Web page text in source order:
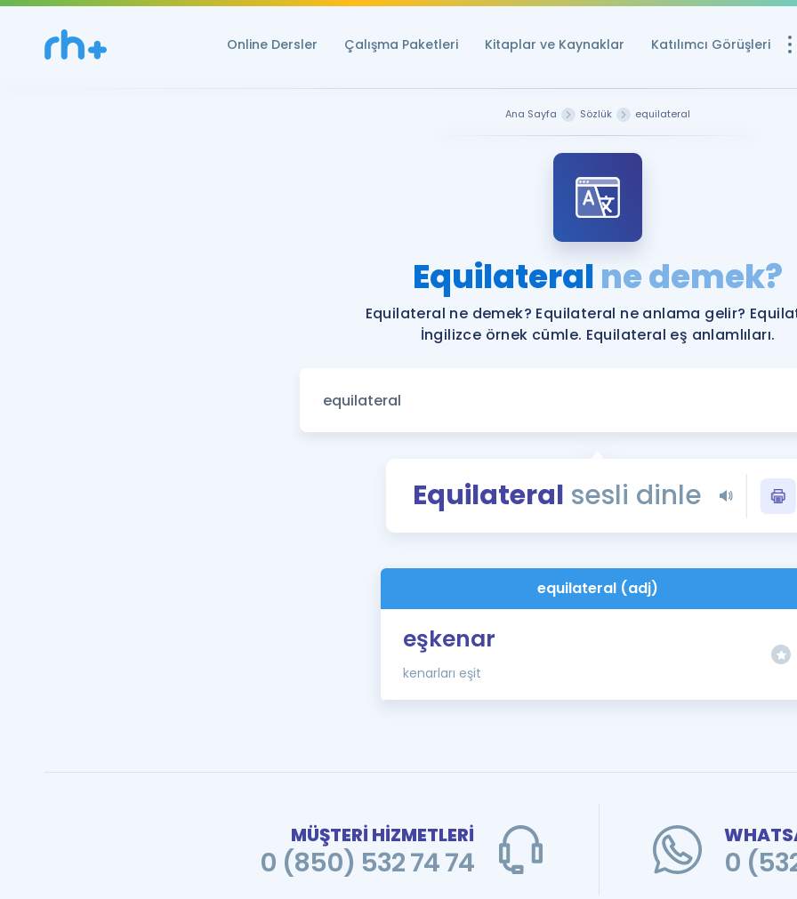
Online Dersler Çalışma Paketleri Kitaplar ve Kaynaklar Katılımcı Görüşleri
Ücretsiz
YDS ve YÖKDİL
YDS ve YÖKDİL'e
Tüm ÖSYM
YDS - YÖKDİL
İngilizce
Ana Sayfa Sözlük equilateral
Equilateralne demek?
Equilateral ne demek? Equilateral ne anlama gelir?
İngilizce örnek cümle. Equilateral eş anlamlıları.
Equilateral sesli dinle
equilateral (adj)
eşkenar
kenarları eşit
MÜŞTERİ HİZMETLERİ
0 (850) 532 74 74 0